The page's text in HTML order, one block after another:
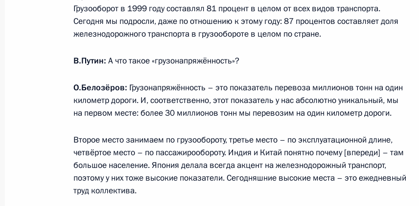
Встреча с главой РЖД Олегом Белозёровым
IV Железнодорожный съезд
15 декабря 2023 года, 16:05
Совещание по вопросам социально-экономического развития
Смоленской области
9 сентября 2023 года, 16:05
Грузооборот в 1999 году составлял 81 процент в целом от всех видов транспорта.
Сегодня мы подросли, даже по отношению к этому году: 87 процентов составляет доля
железнодорожного транспорта в грузообороте в целом по стране.
В.Путин: А что такое «грузонапряжённость»?
О.Белозёров: Грузонапряжённость – это показатель перевоза миллионов тонн на один
километр дороги. И, соответственно, этот показатель у нас абсолютно уникальный, мы
на первом месте: более 30 миллионов тонн мы перевозим на один километр дороги.
Второе место занимаем по грузообороту, третье место – по эксплуатационной длине,
четвёртое место – по пассажирообороту. Индия и Китай понятно почему [впереди] – там
большое население. Япония делала всегда акцент на железнодорожный транспорт,
поэтому у них тоже высокие показатели. Сегодняшние высокие места – это ежедневный
труд коллектива.